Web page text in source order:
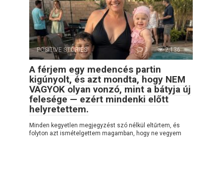
POSITIVE STORIES 0 2,136
A férjem egy medencés partin
kigúnyolt, és azt mondta, hogy NEM
VAGYOK olyan vonzó, mint a bátyja új
felesége — ezért mindenki előtt
helyretettem.
Minden kegyetlen megjegyzést szó nélkül eltűrtem, és
folyton azt ismételgettem magamban, hogy ne vegyem